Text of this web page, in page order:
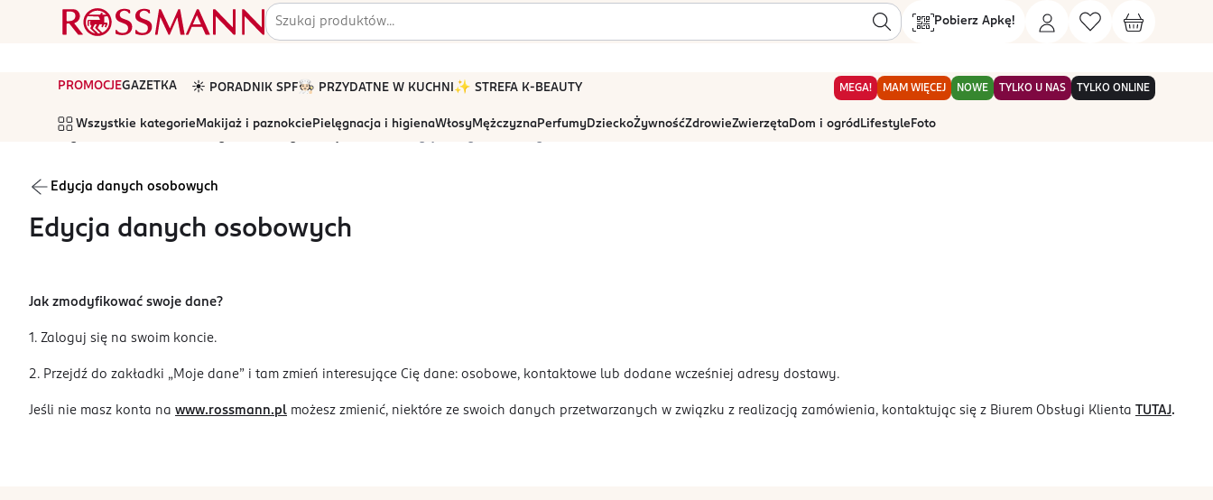
Pobierz Apkę!
PROMOCJEGAZETKA ☀️ PORADNIK SPF🧑🏻‍🍳 PRZYDATNE W KUCHNI ✨ STREFA K-BEAUTY MEGA! MAM WIĘCEJ NOWE TYLKO U NAS TYLKO ONLINE
Wszystkie kategorie Makijaż i paznokcie Pielęgnacja i higienaWłosyMężczyznaPerfumyDzieckoŻywnośćZdrowieZwierzętaDom i ogród Lifestyle Foto
Edycja danych osobowych
Edycja danych osobowych
Jak zmodyfikować swoje dane?
1. Zaloguj się na swoim koncie.
2. Przejdź do zakładki „Moje dane” i tam zmień interesujące Cię dane: osobowe, kontaktowe lub dodane wcześniej adresy dostawy.
Jeśli nie masz konta na www.rossmann.pl możesz zmienić, niektóre ze swoich danych przetwarzanych w związku z realizacją zamówienia, kontaktując się z Biurem Obsługi Klienta TUTAJ.